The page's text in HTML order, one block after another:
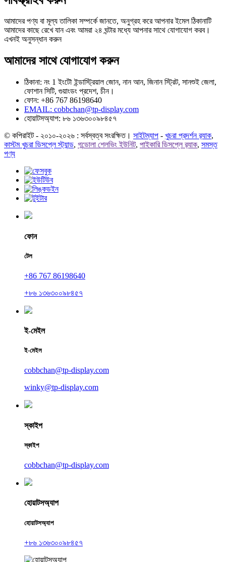
আমাদের পণ্য বা মূল্য তালিকা সম্পর্কে জানতে, অনুগ্রহ করে আপনার ইমেল ঠিকানাটি
আমাদের কাছে রেখে যান এবং আমরা ২৪ ঘন্টার মধ্যে আপনার সাথে যোগাযোগ করব।
এখনই অনুসন্ধান করুন
আমাদের সাথে যোগাযোগ করুন
ঠিকানা: নং 1 ইংটৌ ইন্ডাস্ট্রিয়াল জোন, নান আন, জিনান স্ট্রিট, সানশুই জেলা,
ফোশান সিটি, গুয়াংডং প্রদেশ, চীন।
ফোন: +86 767 86198640
EMAIL: cobbchan@tp-display.com
হোয়াটসঅ্যাপ: ৮৬ ১৩৬৩০০৯৮৪৫৭
© কপিরাইট - ২০১০-২০২৬ : সর্বস্বত্ব সংরক্ষিত। সাইটম্যাপ - খুচরা প্রদর্শন র‍্যাক,
কাস্টম খুচরা ডিসপ্লে স্ট্যান্ড, গন্ডোলা শেলভিং ইউনিট, পাইকারি ডিসপ্লে র‍্যাক, সমস্ত
পণ্য
ফোন
টেল
+86 767 86198640
+৮৬ ১৩৬৩০০৯৮৪৫৭
ই-মেইল
ই-মেইল
cobbchan@tp-display.com
winky@tp-display.com
স্কাইপ
স্কাইপ
cobbchan@tp-display.com
হোয়াটসঅ্যাপ
হোয়াটসঅ্যাপ
+৮৬ ১৩৬৩০০৯৮৪৫৭